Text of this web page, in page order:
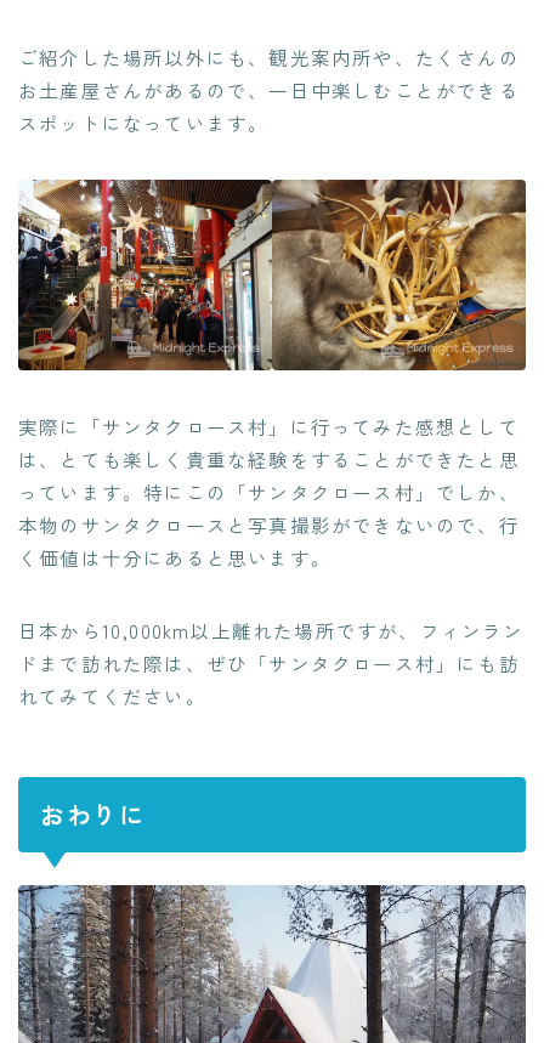
ご紹介した場所以外にも、観光案内所や、たくさんの
お土産屋さんがあるので、一日中楽しむことができる
スポットになっています。
実際に「サンタクロース村」に行ってみた感想として
は、とても楽しく貴重な経験をすることができたと思
っています。特にこの「サンタクロース村」でしか、
本物のサンタクロースと写真撮影ができないので、行
く価値は十分にあると思います。
日本から10,000km以上離れた場所ですが、フィンラン
ドまで訪れた際は、ぜひ「サンタクロース村」にも訪
れてみてください。
おわりに